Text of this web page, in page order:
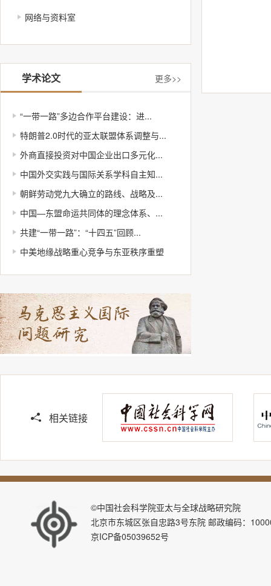
网络与资料室
学术论文 更多>>
“一带一路”多边合作平台建设：进...
特朗普2.0时代的亚太联盟体系调整与...
外商直接投资对中国企业出口多元化...
中国外交实践与国际关系学科自主知...
朝鲜劳动党九大确立的路线、战略及...
中国—东盟命运共同体的理念体系、...
共建“一带一路”：“十四五”回顾...
中美地缘战略重心竞争与东亚秩序重塑
相关链接
©中国社会科学院亚太与全球战略研究院
北京市东城区张自忠路3号东院 邮政编码：
京ICP备05039652号